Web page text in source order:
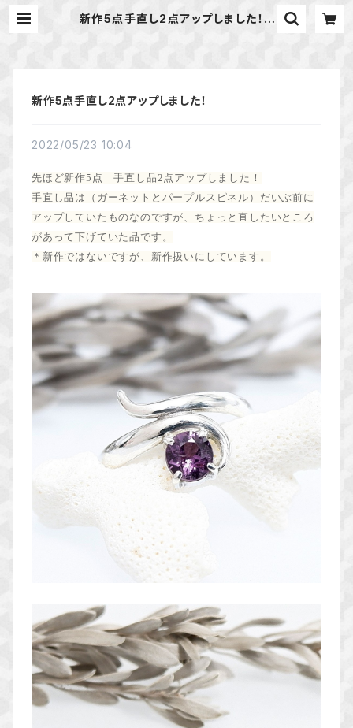
新作5点手直し2点アップしました！ |
新作5点手直し2点アップしました！
2022/05/23 10:04
先ほど新作5点 手直し品2点アップしました！
手直し品は（ガーネットとパープルスピネル）だいぶ前に
アップしていたものなのですが、ちょっと直したいところ
があって下げていた品です。
＊新作ではないですが、新作扱いにしています。